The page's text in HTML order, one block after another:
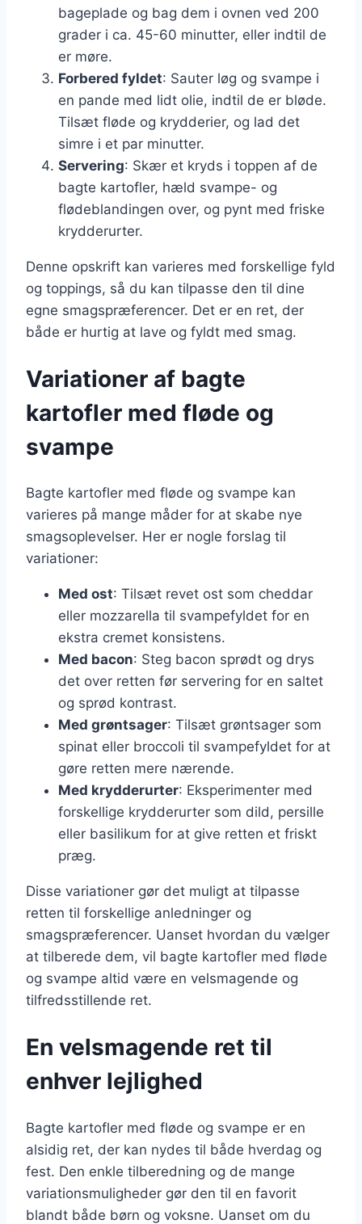
bageplade og bag dem i ovnen ved 200
grader i ca. 45-60 minutter, eller indtil de
er møre.
Forbered fyldet: Sauter løg og svampe i
en pande med lidt olie, indtil de er bløde.
Tilsæt fløde og krydderier, og lad det
simre i et par minutter.
Servering: Skær et kryds i toppen af de
bagte kartofler, hæld svampe- og
flødeblandingen over, og pynt med friske
krydderurter.
Denne opskrift kan varieres med forskellige fyld
og toppings, så du kan tilpasse den til dine
egne smagspræferencer. Det er en ret, der
både er hurtig at lave og fyldt med smag.
Variationer af bagte
kartofler med fløde og
svampe
Bagte kartofler med fløde og svampe kan
varieres på mange måder for at skabe nye
smagsoplevelser. Her er nogle forslag til
variationer:
Med ost: Tilsæt revet ost som cheddar
eller mozzarella til svampefyldet for en
ekstra cremet konsistens.
Med bacon: Steg bacon sprødt og drys
det over retten før servering for en saltet
og sprød kontrast.
Med grøntsager: Tilsæt grøntsager som
spinat eller broccoli til svampefyldet for at
gøre retten mere nærende.
Med krydderurter: Eksperimenter med
forskellige krydderurter som dild, persille
eller basilikum for at give retten et friskt
præg.
Disse variationer gør det muligt at tilpasse
retten til forskellige anledninger og
smagspræferencer. Uanset hvordan du vælger
at tilberede dem, vil bagte kartofler med fløde
og svampe altid være en velsmagende og
tilfredsstillende ret.
En velsmagende ret til
enhver lejlighed
Bagte kartofler med fløde og svampe er en
alsidig ret, der kan nydes til både hverdag og
fest. Den enkle tilberedning og de mange
variationsmuligheder gør den til en favorit
blandt både børn og voksne. Uanset om du